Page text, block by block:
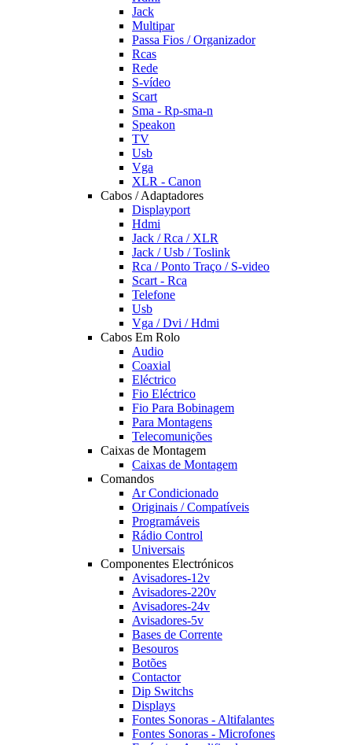
Jack
Multipar
Passa Fios / Organizador
Rcas
Rede
S-vídeo
Scart
Sma - Rp-sma-n
Speakon
TV
Usb
Vga
XLR - Canon
Cabos / Adaptadores
Displayport
Hdmi
Jack / Rca / XLR
Jack / Usb / Toslink
Rca / Ponto Traço / S-video
Scart - Rca
Telefone
Usb
Vga / Dvi / Hdmi
Cabos Em Rolo
Audio
Coaxial
Eléctrico
Fio Eléctrico
Fio Para Bobinagem
Para Montagens
Telecomunições
Caixas de Montagem
Caixas de Montagem
Comandos
Ar Condicionado
Originais / Compatíveis
Programáveis
Rádio Control
Universais
Componentes Electrónicos
Avisadores-12v
Avisadores-220v
Avisadores-24v
Avisadores-5v
Bases de Corrente
Besouros
Botões
Contactor
Dip Switchs
Displays
Fontes Sonoras - Altifalantes
Fontes Sonoras - Microfones